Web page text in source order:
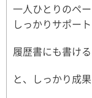
一人ひとりのペー
しっかりサポー
履歴書にも書け
と、しっかり成